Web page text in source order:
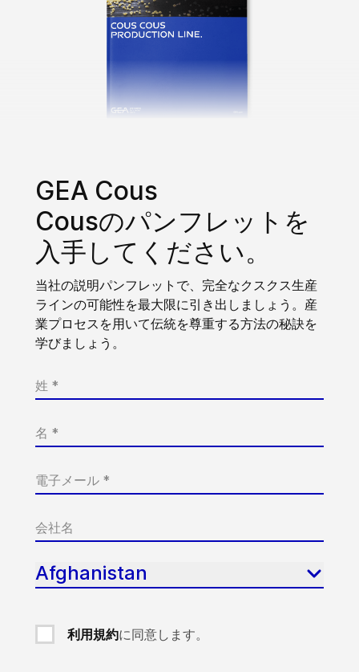
GEA Cous
Cousのパンフレットを
入手してください。
当社の説明パンフレットで、完全なクスクス生産
ラインの可能性を最大限に引き出しましょう。産
業プロセスを用いて伝統を尊重する方法の秘訣を
学びましょう。
Afghanistan
利用規約に同意します。